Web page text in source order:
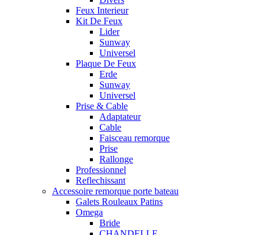
Feux Interieur
Kit De Feux
Lider
Sunway
Universel
Plaque De Feux
Erde
Sunway
Universel
Prise & Cable
Adaptateur
Cable
Faisceau remorque
Prise
Rallonge
Professionnel
Reflechissant
Accessoire remorque porte bateau
Galets Rouleaux Patins
Omega
Bride